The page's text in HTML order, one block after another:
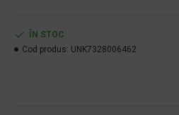
ÎN STOC
Cod produs: UNK7328006462